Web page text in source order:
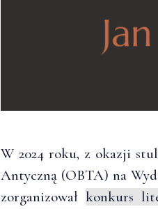
W 2024 roku, z okazji
Antyczną (OBTA) na
zorganizował konkurs